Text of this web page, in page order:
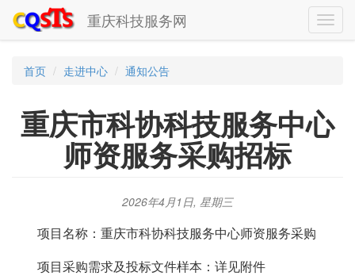
重庆科技服务网
首页 走进中心 通知公告
重庆市科协科技服务中心
师资服务采购招标
2026年4月1日, 星期三
项目名称：重庆市科协科技服务中心师资服务采购
项目采购需求及投标文件样本：详见附件